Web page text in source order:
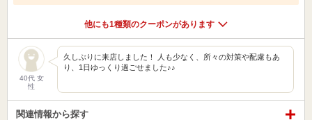
他にも1種類のクーポンがあります
40代 女
性
久しぶりに来店しました！ 人も少なく、所々の対策や配慮もあ
り、1日ゆっくり過ごせました♪♪
関連情報から探す